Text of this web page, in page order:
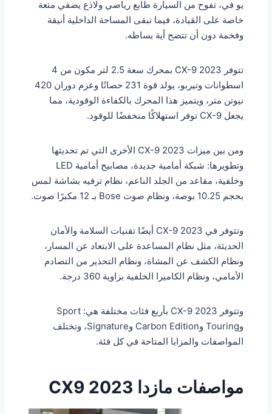
يو في، تفوح من السيارة طابع رياضي ولاذع يضفي متعة
خاصة على القيادة، فيما تبقى المساحة الداخلية أنيقة
وفخمة دون أن تتضح أية بساطه.
تتوفر CX-9 2023 بمحرك سعة 2.5 لتر مكون من 4
اسطوانات وتيربو، يولد قوة 231 حصانًا وعزم دوران 420
نيوتن متر، ويتميز هذا المحرك بالكفاءة الوقودية، مما
يجعل CX-9 توفر استهلاكًا منخفضًا للوقود.
ومن بين ميزات CX-9 2023 الأخرى التي تم تحديثها
وتطويرها: شبكة أمامية جديدة، مصابيح أمامية LED
وخلفية، مقاعد من الجلد الناعم، نظام ترفيه بشاشة لمس
بحجم 10.25 بوصة، ونظام صوت Bose بـ 12 مكبرًا صوت.
وتتوفر في CX-9 2023 أيضًا تقنيات السلامة والأمان
الحديثة، مثل نظام المساعدة على الابتعاد عن المسار،
ونظام الكشف عن المشاة، ونظام التحذير من التصادم
الأمامي، ونظام الكاميرا الخلفية بزاوية 360 درجة.
وتتوفر CX-9 2023 بأربع فئات مختلفة هي: Sport
وTouring وCarbon Edition وSignature، وتختلف
المواصفات والمزايا المتاحة في كل فئة.
مواصفات مازدا CX9 2023